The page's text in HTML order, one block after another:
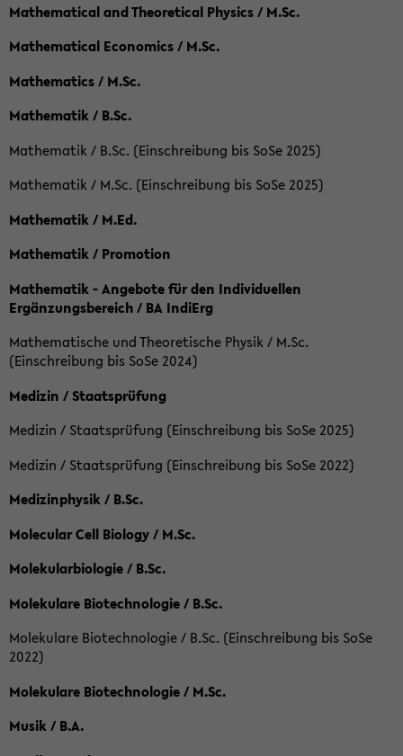
Mathematical and Theoretical Physics / M.Sc.
Mathematical Economics / M.Sc.
Mathematics / M.Sc.
Mathematik / B.Sc.
Mathematik / B.Sc. (Einschreibung bis SoSe 2025)
Mathematik / M.Sc. (Einschreibung bis SoSe 2025)
Mathematik / M.Ed.
Mathematik / Promotion
Mathematik - Angebote für den Individuellen
Ergänzungsbereich / BA IndiErg
Mathematische und Theoretische Physik / M.Sc.
(Einschreibung bis SoSe 2024)
Medizin / Staatsprüfung
Medizin / Staatsprüfung (Einschreibung bis SoSe 2025)
Medizin / Staatsprüfung (Einschreibung bis SoSe 2022)
Medizinphysik / B.Sc.
Molecular Cell Biology / M.Sc.
Molekularbiologie / B.Sc.
Molekulare Biotechnologie / B.Sc.
Molekulare Biotechnologie / B.Sc. (Einschreibung bis SoSe
2022)
Molekulare Biotechnologie / M.Sc.
Musik / B.A.